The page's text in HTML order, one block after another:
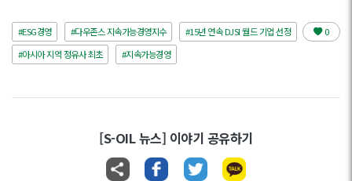
#ESG경영 #다우존스 지속가능경영지수
#15년 연속 DJSI 월드 기업 선정
#아시아 지역 정유사 최초
#지속가능경영
0
[S-OIL 뉴스] 이야기 공유하기